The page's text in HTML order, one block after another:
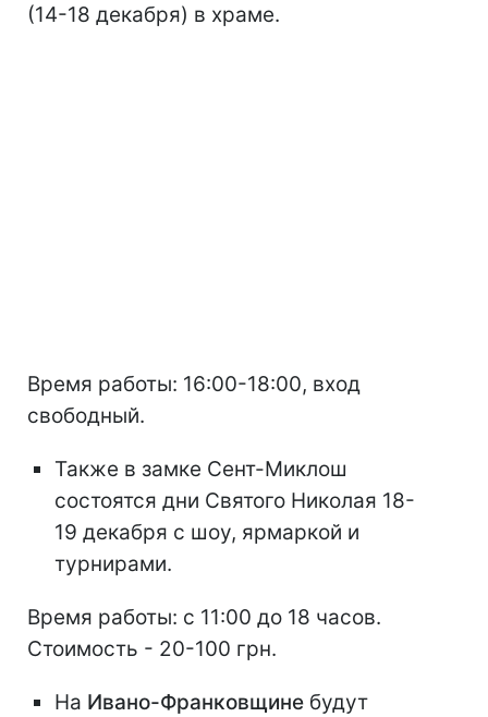
(14-18 декабря) в храме.
Время работы: 16:00-18:00, вход
свободный.
Также в замке Сент-Миклош
состоятся дни Святого Николая 18-
19 декабря с шоу, ярмаркой и
турнирами.
Время работы: с 11:00 до 18 часов.
Стоимость - 20-100 грн.
На Ивано-Франковщине будут